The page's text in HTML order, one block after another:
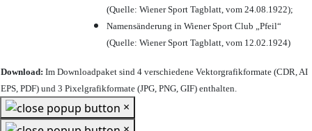
(Quelle: Wiener Sport Tagblatt, vom 24.08.1922);
Namensänderung in Wiener Sport Club „Pfeil“
(Quelle: Wiener Sport Tagblatt, vom 12.02.1924)
Download: Im Downloadpaket sind 4 verschiedene Vektorgrafikformate (CDR, AI
EPS, PDF) und 3 Pixelgrafikformate (JPG, PNG, GIF) enthalten.
×